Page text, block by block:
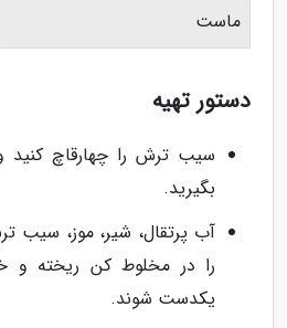
ماست
دستور تهیه
سیب ترش را چهارقاچ
بگیرید.
آب پرتقال، شیر، موز، سیب
را در مخلوط کن ریخته و
یکدست شوند.